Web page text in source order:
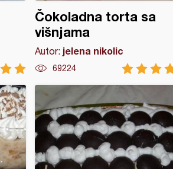
Čokoladna torta sa
višnjama
Autor: jelena nikolic
69224